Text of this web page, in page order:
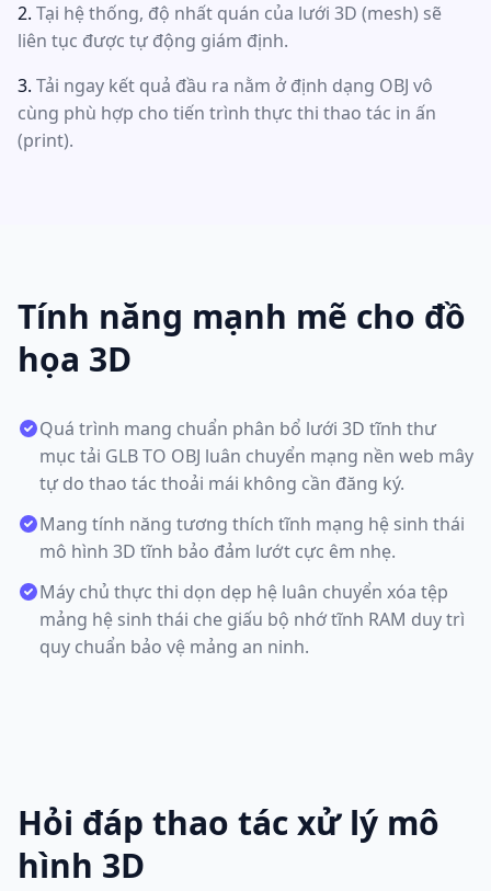
Tại hệ thống, độ nhất quán của lưới 3D (mesh) sẽ
liên tục được tự động giám định.
Tải ngay kết quả đầu ra nằm ở định dạng OBJ vô
cùng phù hợp cho tiến trình thực thi thao tác in ấn
(print).
Tính năng mạnh mẽ cho đồ
họa 3D
Quá trình mang chuẩn phân bổ lưới 3D tĩnh thư
mục tải GLB TO OBJ luân chuyển mạng nền web mây
tự do thao tác thoải mái không cần đăng ký.
Mang tính năng tương thích tĩnh mạng hệ sinh thái
mô hình 3D tĩnh bảo đảm lướt cực êm nhẹ.
Máy chủ thực thi dọn dẹp hệ luân chuyển xóa tệp
mảng hệ sinh thái che giấu bộ nhớ tĩnh RAM duy trì
quy chuẩn bảo vệ mảng an ninh.
Hỏi đáp thao tác xử lý mô
hình 3D